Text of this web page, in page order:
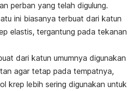
perban yang telah digulung.
ini biasanya terbuat dari katun
elastis, tergantung pada tekanan
dari katun umumnya digunakan
agar tetap pada tempatnya,
krep lebih sering digunakan untuk